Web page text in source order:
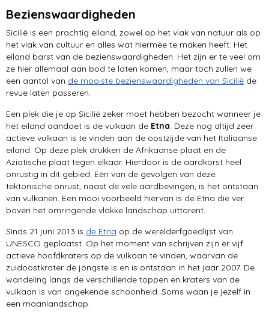
Bezienswaardigheden
Sicilië is een prachtig eiland, zowel op het vlak van natuur als op
het vlak van cultuur en alles wat hiermee te maken heeft. Het
eiland barst van de bezienswaardigheden. Het zijn er te veel om
ze hier allemaal aan bod te laten komen, maar toch zullen we
een aantal van de mooiste bezienswaardigheden van Sicilië de
revue laten passeren.
Een plek die je op Sicilië zeker moet hebben bezocht wanneer je
het eiland aandoet is de vulkaan de Etna. Deze nog altijd zeer
actieve vulkaan is te vinden aan de oostzijde van het Italiaanse
eiland. Op deze plek drukken de Afrikaanse plaat en de
Aziatische plaat tegen elkaar. Hierdoor is de aardkorst heel
onrustig in dit gebied. Eén van de gevolgen van deze
tektonische onrust, naast de vele aardbevingen, is het ontstaan
van vulkanen. Een mooi voorbeeld hiervan is de Etna die ver
boven het omringende vlakke landschap uittorent.
Sinds 21 juni 2013 is de Etna op de werelderfgoedlijst van
UNESCO geplaatst. Op het moment van schrijven zijn er vijf
actieve hoofdkraters op de vulkaan te vinden, waarvan de
zuidoostkrater de jongste is en is ontstaan in het jaar 2007. De
wandeling langs de verschillende toppen en kraters van de
vulkaan is van ongekende schoonheid. Soms waan je jezelf in
een maanlandschap.